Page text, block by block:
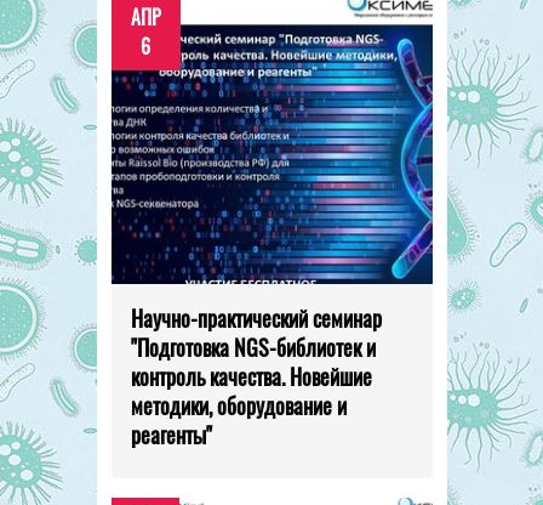
АПР
6
Научно-практический семинар
"Подготовка NGS-библиотек и
контроль качества. Новейшие
методики, оборудование и
реагенты"